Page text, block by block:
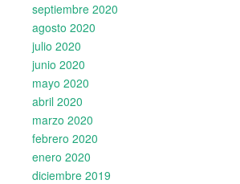
septiembre 2020
agosto 2020
julio 2020
junio 2020
mayo 2020
abril 2020
marzo 2020
febrero 2020
enero 2020
diciembre 2019